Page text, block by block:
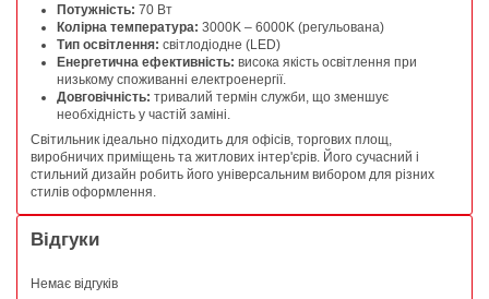
Потужність: 70 Вт
Колірна температура: 3000K – 6000K (регульована)
Тип освітлення: світлодіодне (LED)
Енергетична ефективність: висока якість освітлення при
низькому споживанні електроенергії.
Довговічність: тривалий термін служби, що зменшує
необхідність у частій заміні.
Світильник ідеально підходить для офісів, торгових площ,
виробничих приміщень та житлових інтер'єрів. Його сучасний і
стильний дизайн робить його універсальним вибором для різних
стилів оформлення.
Відгуки
Немає відгуків